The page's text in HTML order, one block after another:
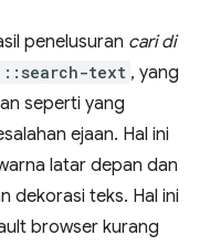
penelusuran cari di
::search-text , yang
seperti yang
ejaan. Hal ini
latar depan dan
dekorasi teks. Hal ini
browser kurang